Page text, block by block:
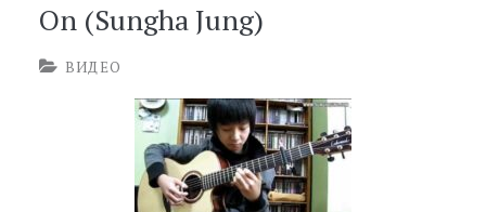
On (Sungha Jung)
ВИДЕО